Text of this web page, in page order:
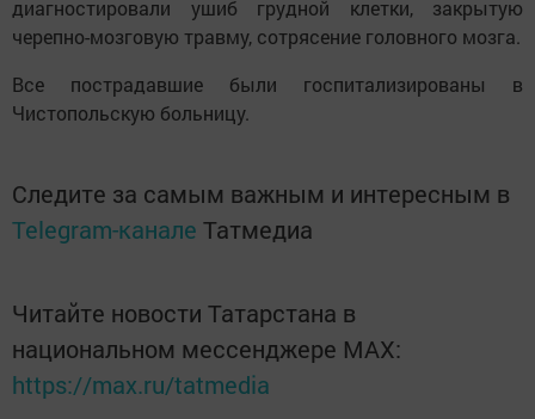
диагностировали ушиб грудной клетки, закрытую
черепно-мозговую травму, сотрясение головного мозга.
Все пострадавшие были госпитализированы в
Чистопольскую больницу.
Следите за самым важным и интересным в
Telegram-канале Татмедиа
Читайте новости Татарстана в
национальном мессенджере MАХ:
https://max.ru/tatmedia